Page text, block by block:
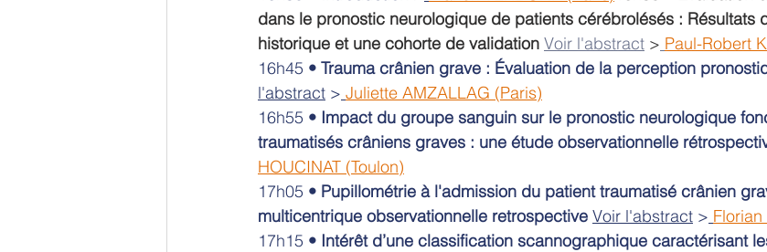
dans le pronostic neurologique de patients cérébrolésés : Résultats
historique et une cohorte de validation Voir l'abstract > Paul-Robert
16h45 • Trauma crânien grave : Évaluation de la perception
l'abstract > Juliette AMZALLAG (Paris)
16h55 • Impact du groupe sanguin sur le pronostic neurologique
traumatisés crâniens graves : une étude observationnelle
HOUCINAT (Toulon)
17h05 • Pupillométrie à l'admission du patient traumatisé crânien
multicentrique observationnelle retrospective Voir l'abstract >
17h15 • Intérêt d’une classification scannographique caractérisant